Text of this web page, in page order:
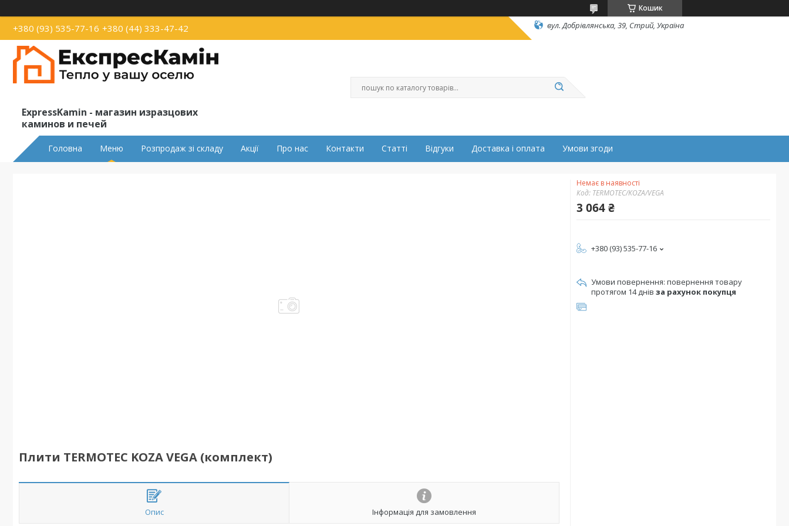
Кошик
+380 (93) 535-77-16 +380 (44) 333-47-42 вул. Добрівлянська, 39, Стрий, Україна
ExpressKamin - магазин изразцових
каминов и печей
Головна Меню Розпродаж зі складу Акції Про нас Контакти Статті Відгуки Доставка і оплата Умови згоди
Плити TERMOTEC KOZA VEGA (комплект)
Опис Інформація для замовлення
Немає в наявності
Код: TERMOTEC/KOZA/VEGA
3 064 ₴
+380 (93) 535-77-16
повернення товару
протягом 14 днів за рахунок покупця